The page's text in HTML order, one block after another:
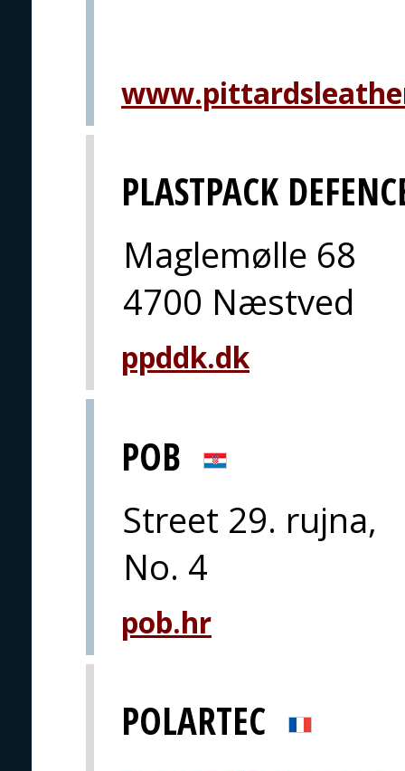
PLASTPACK
Maglemølle 68
4700 Næstved
ppddk.dk
POB
Street 29. rujna,
No. 4
pob.hr
POLARTEC